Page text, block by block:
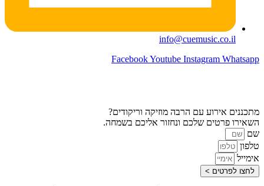
info@cuemusic.co.il
FacebookYoutube Instagram Whatsapp
מתכננים אירוע עם הרבה מוזיקה וריקודים?
השאירו פרטים שלכם ונחזור אליכם בשמחה.
שם
טלפון
אימייל
לחצו לפרטים >